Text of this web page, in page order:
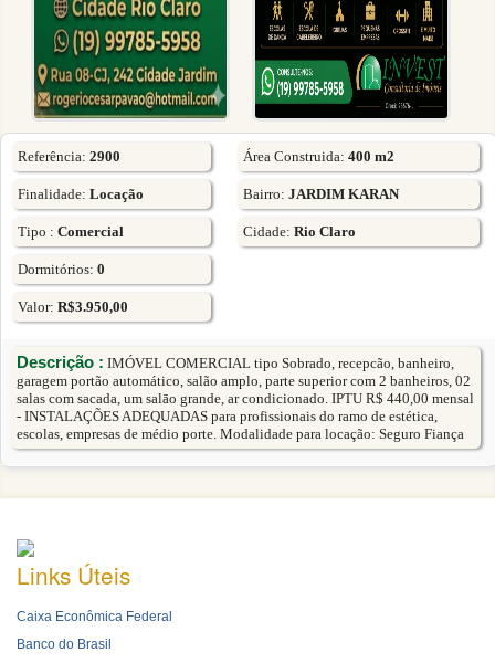
Referência: 2900
Finalidade: Locação
Tipo : Comercial
Dormitórios: 0
Valor: R$3.950,00
Área Construida: 400 m2
Bairro: JARDIM KARAN
Cidade: Rio Claro
Descrição : IMÓVEL COMERCIAL tipo Sobrado, recepcão, banheiro,
garagem portão automático, salão amplo, parte superior com 2 banheiros, 02
salas com sacada, um salāo grande, ar condicionado. IPTU R$ 440,00 mensal
- INSTALAÇÕES ADEQUADAS para profissionais do ramo de estética,
escolas, empresas de médio porte. Modalidade para locação: Seguro Fiança
Links Úteis
Caixa Econômica Federal
Banco do Brasil